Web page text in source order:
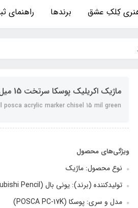
کِلکِ عشق برندها راهنمای
ماژیک اکریلیک پوسکا سرتخت 15 میل یونی بال - سبز
posca acrylic marker chisel 15 mil green
ویژگی‌های محصول
نوع محصول: ماژیک
تولیدکننده (برند): یونی بال (Uni-Ball (Uni Mitsubishi Pencil
مدل و سری: پوسکا (POSCA PC-17K)